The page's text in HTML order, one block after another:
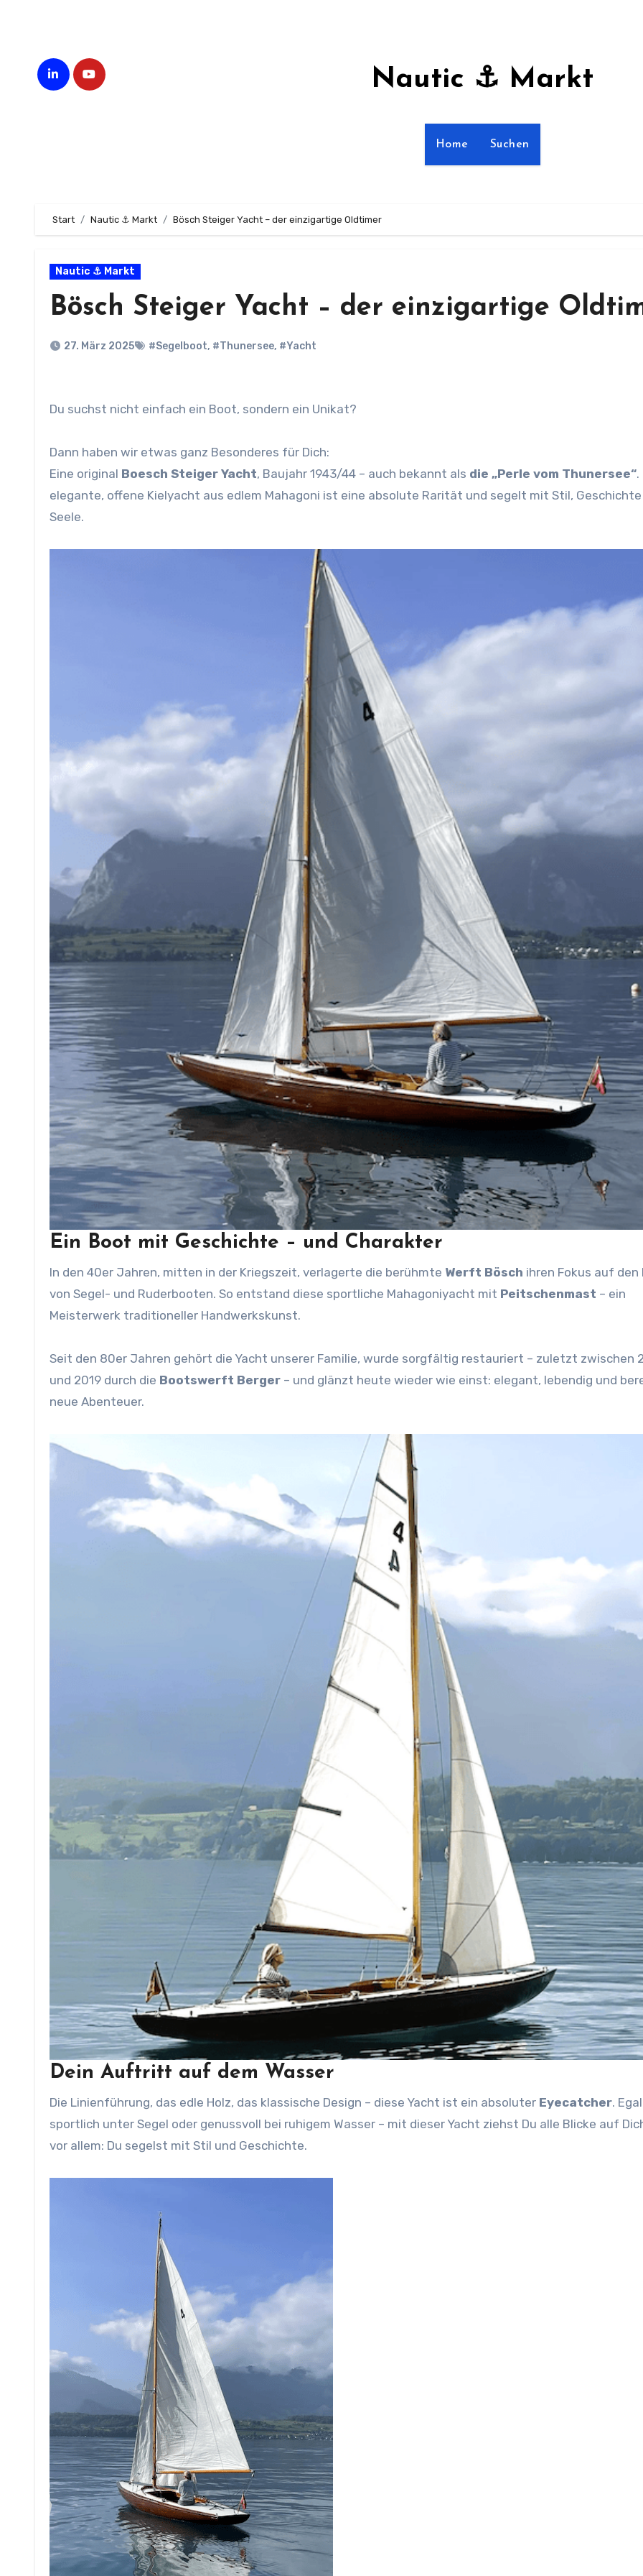
Nautic ⚓ Markt
Home Suchen
Start Nautic ⚓ Markt Bösch Steiger Yacht – der einzigartige Oldtimer
Nautic ⚓ Markt
Bösch Steiger Yacht – der einzigartige
27. März 2025 #Segelboot, #Thunersee, #Yacht
Du suchst nicht einfach ein Boot, sondern ein Unikat?
Dann haben wir etwas ganz Besonderes für Dich:
Eine original Boesch Steiger Yacht, Baujahr 1943/44 – auch bekannt als die „Perle vom Thunersee“.
elegante, offene Kielyacht aus edlem Mahagoni ist eine absolute Rarität und segelt mit Stil,
Seele.
Ein Boot mit Geschichte – und Charakter
In den 40er Jahren, mitten in der Kriegszeit, verlagerte die berühmte Werft Bösch ihren Fokus auf den
von Segel- und Ruderbooten. So entstand diese sportliche Mahagoniyacht mit Peitschenmast – ein
Meisterwerk traditioneller Handwerkskunst.
Seit den 80er Jahren gehört die Yacht unserer Familie, wurde sorgfältig restauriert – zuletzt zwischen
und 2019 durch die Bootswerft Berger – und glänzt heute wieder wie einst: elegant, lebendig und
neue Abenteuer.
Dein Auftritt auf dem Wasser
Die Linienführung, das edle Holz, das klassische Design – diese Yacht ist ein absoluter Eyecatcher.
sportlich unter Segel oder genussvoll bei ruhigem Wasser – mit dieser Yacht ziehst Du alle Blicke auf
vor allem: Du segelst mit Stil und Geschichte.